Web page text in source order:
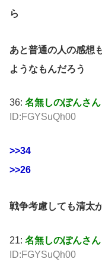
ら
あと普通の人の感想
ようなもんだろう
36: 名無しのぽんさん
ID:FGYSuQh00
>>34
>>26
戦争考慮しても清太
21: 名無しのぽんさん
ID:FGYSuQh00